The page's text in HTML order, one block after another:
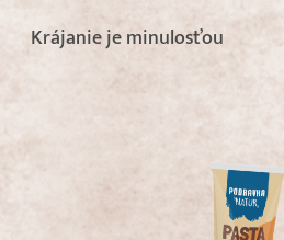
Krájanie je minulosťou